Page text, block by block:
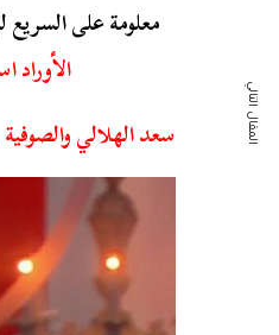
معلومة على
سعد الهلالي
المقال التالي